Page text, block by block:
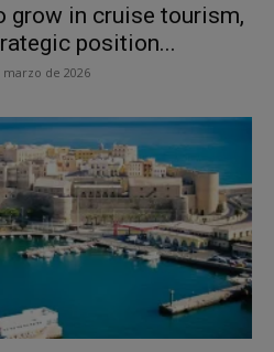
grow in cruise tourism,
position...
marzo de 2026